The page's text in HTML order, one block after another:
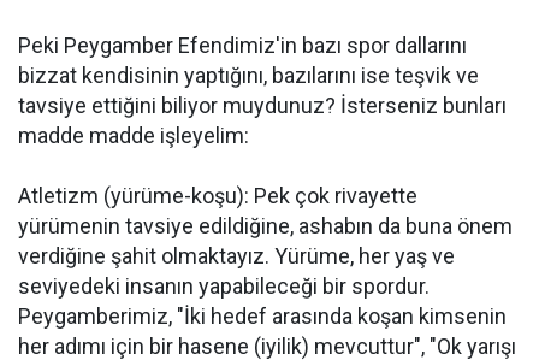
Peki Peygamber Efendimiz'in bazı spor dallarını
bizzat kendisinin yaptığını, bazılarını ise teşvik ve
tavsiye ettiğini biliyor muydunuz? İsterseniz bunları
madde madde işleyelim:
Atletizm (yürüme-koşu): Pek çok rivayette
yürümenin tavsiye edildiğine, ashabın da buna önem
verdiğine şahit olmaktayız. Yürüme, her yaş ve
seviyedeki insanın yapabileceği bir spordur.
Peygamberimiz, "İki hedef arasında koşan kimsenin
her adımı için bir hasene (iyilik) mevcuttur", "Ok yarışı